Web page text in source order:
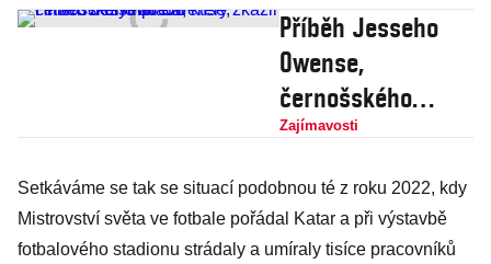
Příběh Jesseho
Owense,
černošského
atleta, který zkazil
olympiádu
Zajímavosti
Setkáváme se tak se situací podobnou té z roku 2022, kdy
Mistrovství světa ve fotbale pořádal Katar a při výstavbě
fotbalového stadionu strádaly a umíraly tisíce pracovníků